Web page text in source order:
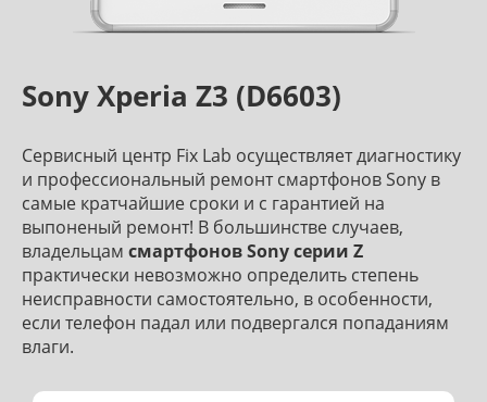
Sony Xperia Z3 (D6603)
Сервисный центр Fix Lab осуществляет диагностику
и профессиональный ремонт смартфонов Sony в
самые кратчайшие сроки и с гарантией на
выпоненый ремонт! В большинстве случаев,
владельцам смартфонов Sony серии Z
практически невозможно определить степень
неисправности самостоятельно, в особенности,
если телефон падал или подвергался попаданиям
влаги.